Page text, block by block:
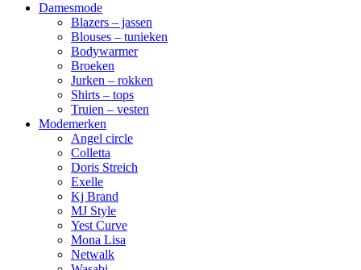
Damesmode
Blazers – jassen
Blouses – tunieken
Bodywarmer
Broeken
Jurken – rokken
Shirts – tops
Truien – vesten
Modemerken
Angel circle
Colletta
Doris Streich
Exelle
Kj Brand
MJ Style
Yest Curve
Mona Lisa
Netwalk